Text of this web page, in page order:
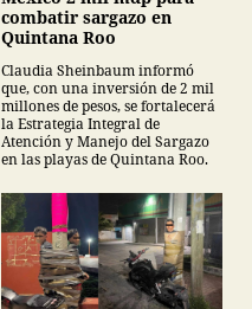
combatir sargazo en
Quintana Roo
Claudia Sheinbaum informó
que, con una inversión de 2 mil
millones de pesos, se fortalecerá
la Estrategia Integral de
Atención y Manejo del Sargazo
en las playas de Quintana Roo.